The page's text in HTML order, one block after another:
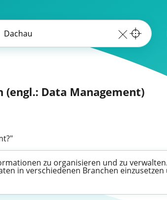
Data Management)
zu organisieren und zu
in verschiedenen Branchen